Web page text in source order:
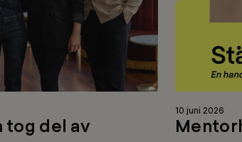
tog del av
Läs
mer
10 juni 2026